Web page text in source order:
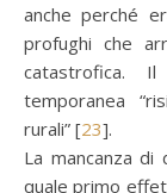
anche perché
profughi che
catastrofica.
temporanea
rurali” [23].
La mancanza
quale primo